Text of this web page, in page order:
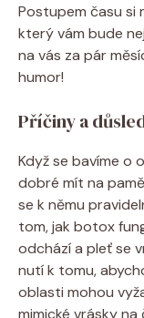
Postupem⁤ času​ si
který vám bude
na vás za pár
humor!
Příčiny a
Když se bavíme o
dobré mít na
se k němu
tom, ⁤jak botox⁤
odchází a‌ pleť se
nutí k‍ tomu,
oblasti mohou
mimické​ vrásky na⁤